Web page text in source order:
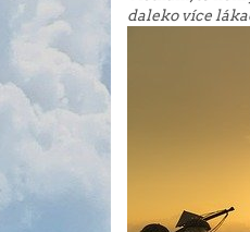
daleko více